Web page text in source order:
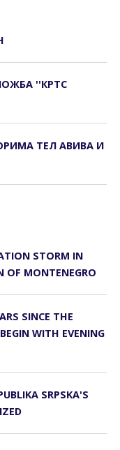
''КРTС
ТЕЛ АВИВА И
STORM IN
OF MONTENEGRO
SINCE THE
WITH EVENING
SRPSKA'S